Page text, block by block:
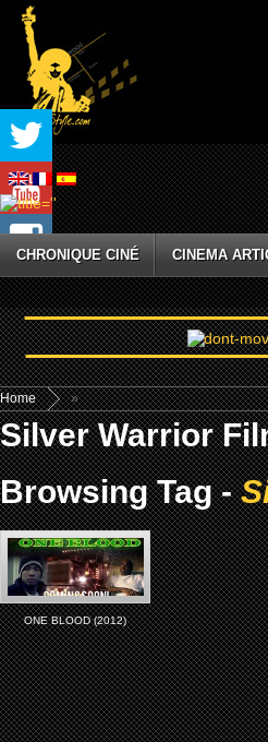
CHRONIQUE CINÉ CINEMA
Home »
Silver Warrior
Browsing Tag -
ONE BLOOD (2012)